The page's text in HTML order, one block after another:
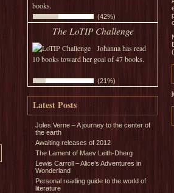
books.
(42%)
The LoTIP Challenge
Johanna has read
10 books toward her goal of 47 books.
(21%)
Latest Posts
Jules Verne – A journey to the center of
the earth
Awaiting releases of 2012
The Lament of Maev Leith-Dherg
Lewis Carroll – Alice’s Adventures in
Wonderland
Personal reading guide to the world of
literature